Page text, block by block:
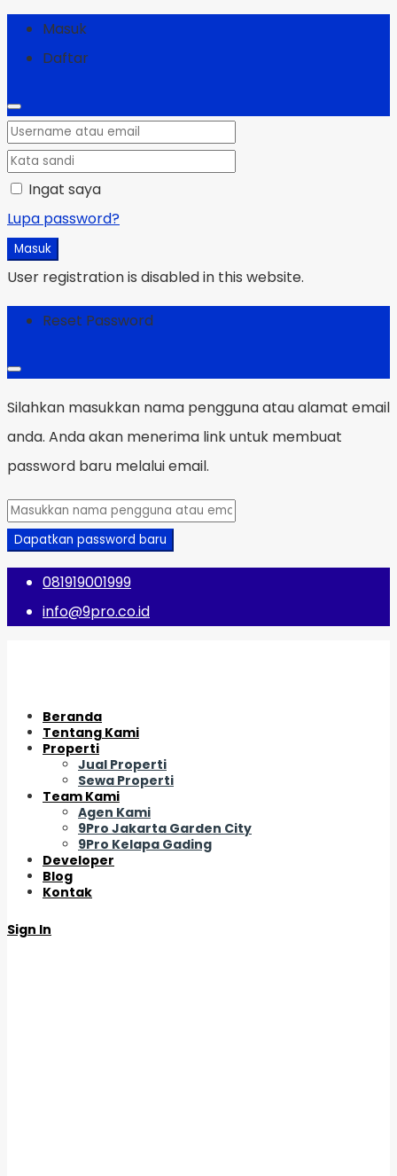
Masuk
Daftar
Ingat saya
Lupa password?
Masuk
User registration is disabled in this website.
Reset Password
Silahkan masukkan nama pengguna atau alamat email
anda. Anda akan menerima link untuk membuat
password baru melalui email.
Dapatkan password baru
081919001999
info@9pro.co.id
Beranda
Tentang Kami
Properti
Jual Properti
Sewa Properti
Team Kami
Agen Kami
9Pro Jakarta Garden City
9Pro Kelapa Gading
Developer
Blog
Kontak
Sign In